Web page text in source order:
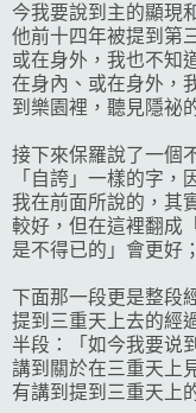
今我要說到主的顯現
他前十四年被提到第
或在身外，我也不知
在身內、或在身外，
到樂園裡，聽見隱祕
接下來保羅說了一個
「自誇」一樣的字，
我在前面所說的，其
較好，但在這裡翻成
是不得已的」會更好；
下面那一段更是整段
提到三重天上去的經
半段：「如今我要说
講到關於在三重天上
有講到提到三重天上